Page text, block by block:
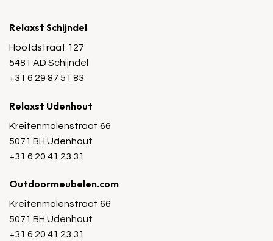
Relaxst Schijndel
Hoofdstraat 127
5481 AD Schijndel
+31 6 29 87 51 83
Relaxst Udenhout
Kreitenmolenstraat 66
5071 BH Udenhout
+31 6 20 41 23 31
Outdoormeubelen.com
Kreitenmolenstraat 66
5071 BH Udenhout
+31 6 20 41 23 31